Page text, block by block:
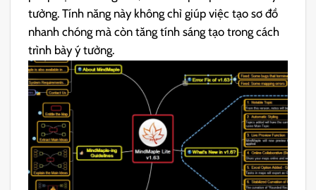
tưởng. Tính năng này không chỉ giúp việc tạo sơ đồ
nhanh chóng mà còn tăng tính sáng tạo trong cách
trình bày ý tưởng.